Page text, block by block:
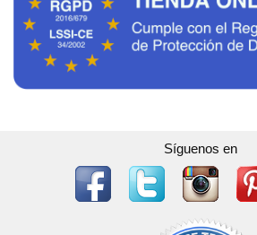
Síguenos en